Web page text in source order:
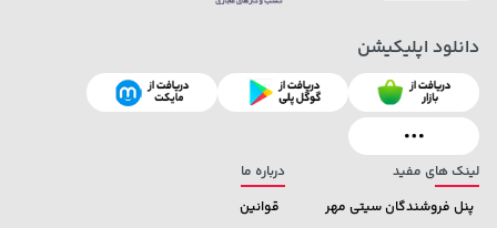
141,000 تومان
165,900
خرید
141,000 تومان
165,900
لینک های مفید
پنل فروشندگان سیتی مهر
درباره ما
قوانین
دانلود اپلیکیشن